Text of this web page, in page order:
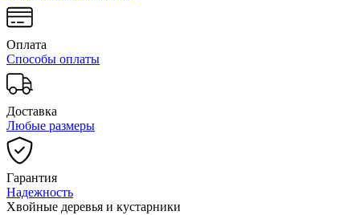
Оплата
Способы оплаты
Доставка
Любые размеры
Гарантия
Надежность
Хвойные деревья и кустарники